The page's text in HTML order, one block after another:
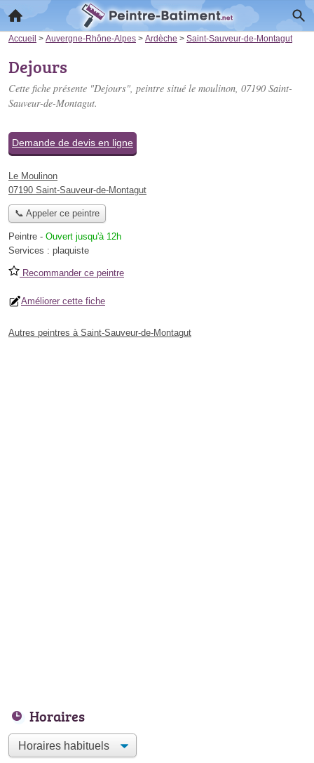
Accueil > Auvergne-Rhône-Alpes > Ardèche > Saint-Sauveur-de-Montagut
Dejours
Cette fiche présente "Dejours", peintre situé le moulinon, 07190 Saint-
Sauveur-de-Montagut.
Demande de devis en ligne
Le Moulinon
07190 Saint-Sauveur-de-Montagut
📞 Appeler ce peintre
Peintre - Ouvert jusqu'à 12h
Services : plaquiste
Recommander ce peintre
Améliorer cette fiche
Autres peintres à Saint-Sauveur-de-Montagut
Horaires